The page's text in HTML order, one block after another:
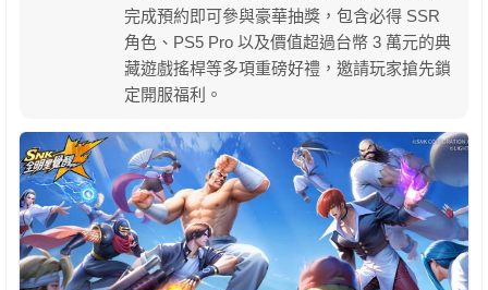
完成預約即可參與豪華抽獎，包含必得 SSR
角色、PS5 Pro 以及價值超過台幣 3 萬元的典
藏遊戲搖桿等多項重磅好禮，邀請玩家搶先鎖
定開服福利。